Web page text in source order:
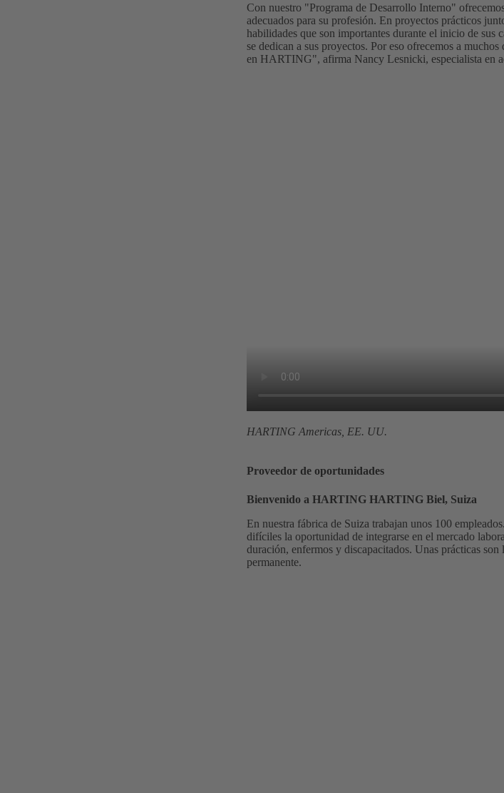
Con nuestro "Programa de Desarrollo Interno"
adecuados para su profesión. En proyectos prácticos
habilidades que son importantes durante el inicio de sus
se dedican a sus proyectos. Por eso ofrecemos a
en HARTING", afirma Nancy Lesnicki, especialista en
HARTING Americas, EE. UU.
Proveedor de oportunidades
Bienvenido a HARTING HARTING Biel, Suiza
En nuestra fábrica de Suiza trabajan unos 100
difíciles la oportunidad de integrarse en el mercado
duración, enfermos y discapacitados. Unas prácticas
permanente.